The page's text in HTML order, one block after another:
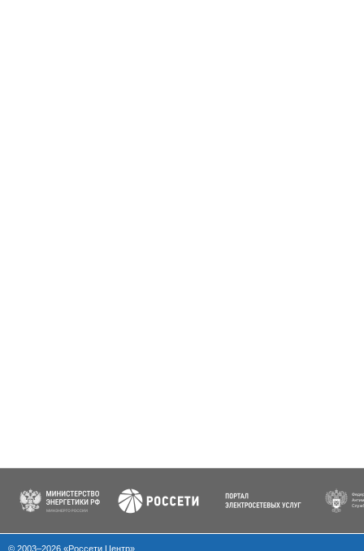
© 2003–2026 «Россети Центр»